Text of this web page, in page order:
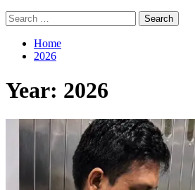
Search
for:
Home
2026
Year: 2026